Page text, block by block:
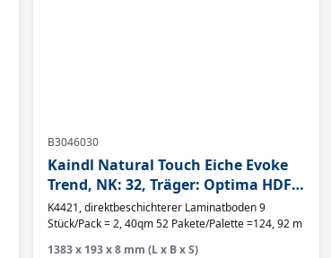
B3046030
Kaindl Natural Touch Eiche Evoke
Trend, NK: 32, Träger: Optima HDF,
Abriebklasse AC4,
K4421, direktbeschichterer Laminatboden 9
Stück/Pack = 2, 40qm 52 Pakete/Palette =124, 92 m
1383 x 193 x 8 mm (L x B x S)